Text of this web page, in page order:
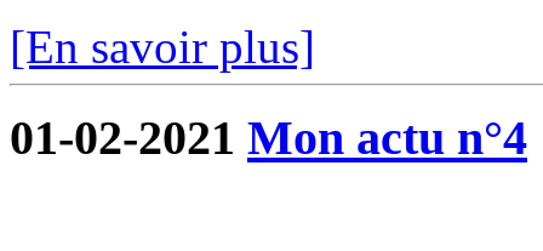
[En savoir plus]
01-02-2021 Mon actu n°4